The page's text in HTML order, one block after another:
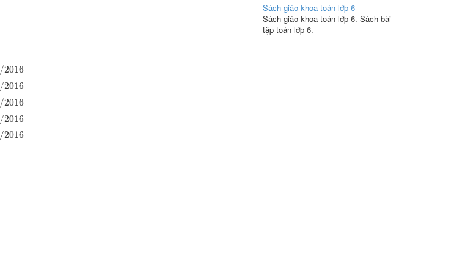
/2016
/2016
/2016
/2016
/2016
Sách giáo khoa toán lớp 6
Sách giáo khoa toán lớp 6. Sách bài
tập toán lớp 6.